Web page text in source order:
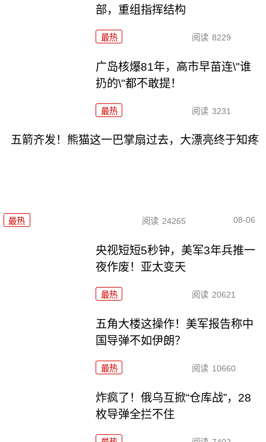
部，重组指挥结构
最热 阅读 8229
广岛核爆81年，高市早苗连\"谁
扔的\"都不敢提！
最热 阅读 3231
五箭齐发！熊猫这一巴掌扇过去，大漂亮终于知疼
最热 阅读 24265 08-06
央视短短5秒钟，美军3年兵推一
夜作废！亚太变天
最热 阅读 20621
五角大楼这操作！美军报告称中
国导弹不如伊朗？
最热 阅读 10660
炸疯了！俄乌互掀“仓库战”，28
枚导弹全拦不住